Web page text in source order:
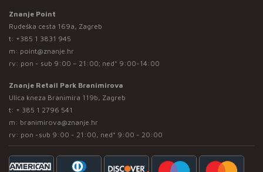
Znanje Point
Rudeška cesta 169a, Zagreb
t: +385 1 3831 945
m: point@znanje.hr
rv: pon - sub 9:00 – 21:00; ned* 9:00-14:00
Znanje Retail Park Branimirova
Ulica kneza Branimira 119b, Zagreb
t: + 385 1 2796 541
m: branimirova@znanje.hr
rv: pon -sub 9:00 - 21:00, ned* 9:00 - 20:00